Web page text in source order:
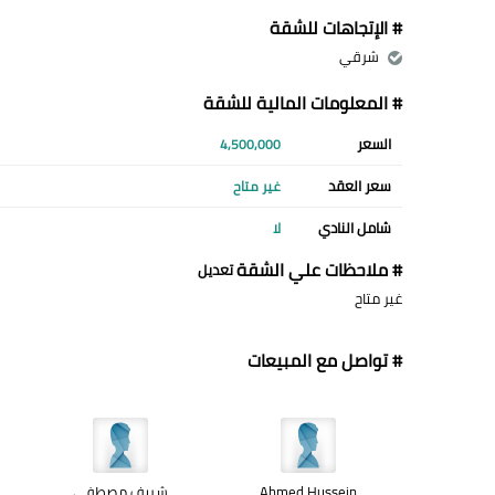
# الإتجاهات للشقة
شرقي
# المعلومات المالية للشقة
السعر 4,500,000
سعر العقد غير متاح
شامل النادي لا
# ملاحظات علي الشقةتعديل
غير متاح
# تواصل مع المبيعات